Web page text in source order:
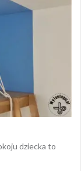
dziecka to